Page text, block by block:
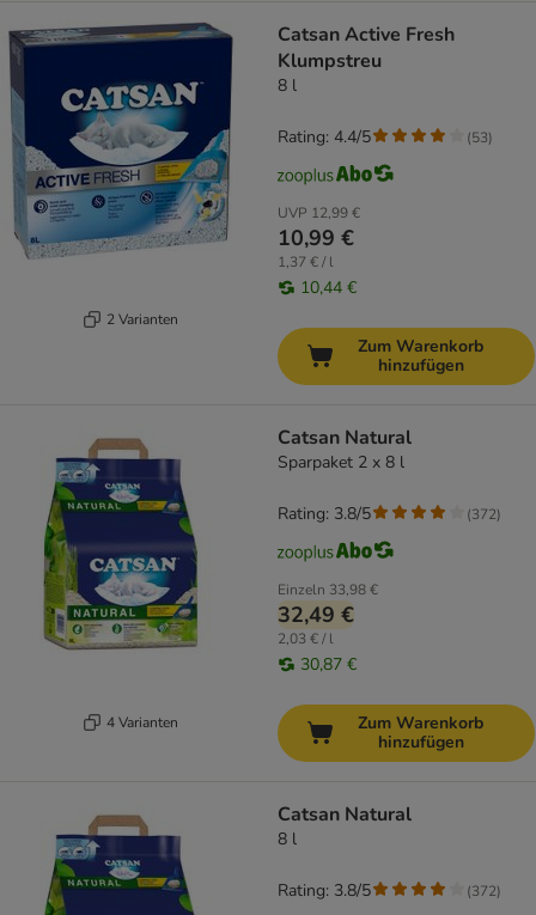
2 Varianten
Catsan Active Fresh
Klumpstreu
8 l
UVP 12,99 €
10,99 €
1,37 € / l
10,44 €
Rating: 4.4/5 (53)
Zum Warenkorb
hinzufügen
4 Varianten
Catsan Natural
Sparpaket 2 x 8 l
Einzeln 33,98 €
32,49 €
2,03 € / l
30,87 €
Rating: 3.8/5 (372)
Zum Warenkorb
hinzufügen
Catsan Natural
8 l
Rating: 3.8/5 (372)